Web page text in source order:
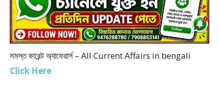
সমস্ত কারেন্ট অ্যাফেয়ার্স – All Current Affairs in bengali
Click Here